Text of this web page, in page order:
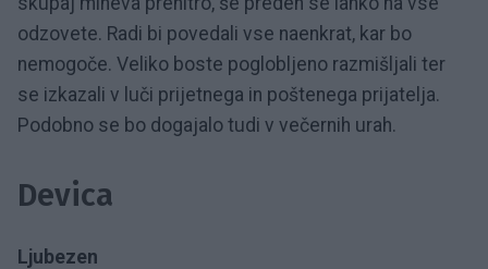
odzovete. Radi bi povedali vse naenkrat, kar bo
nemogoče. Veliko boste poglobljeno razmišljali ter
se izkazali v luči prijetnega in poštenega prijatelja.
Podobno se bo dogajalo tudi v večernih urah.
Devica
Ljubezen